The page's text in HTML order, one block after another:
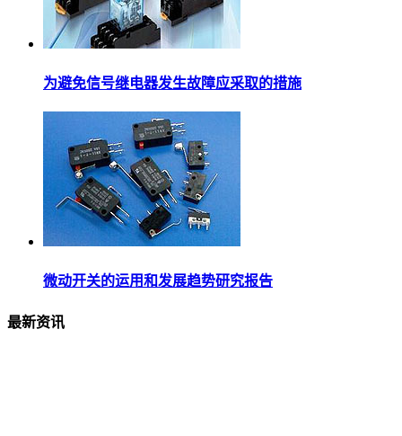
为避免信号继电器发生故障应采取的措施
微动开关的运用和发展趋势研究报告
最新资讯